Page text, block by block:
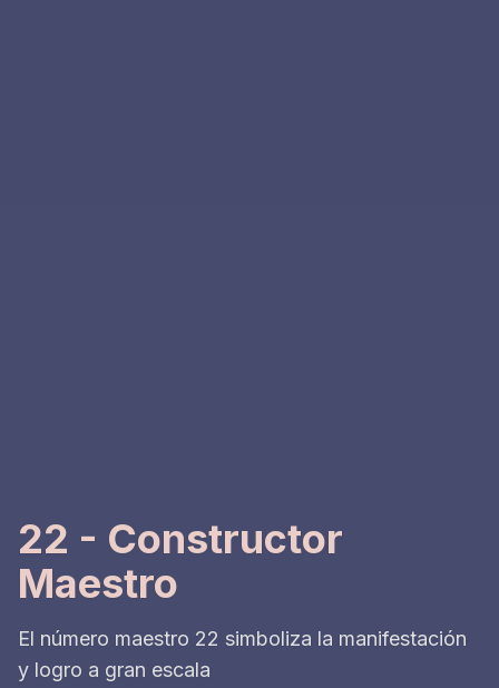
22 - Constructor
Maestro
El número maestro 22 simboliza la manifestación
y logro a gran escala